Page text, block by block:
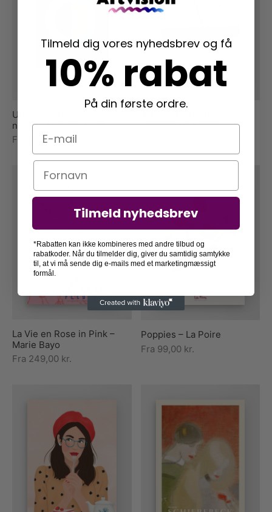
Udstillingsplakat: Svanen
no. 18 – Hilma af Klint
Fra
79,00kr.
Candela De Bortoli
La Vie en Rose in Pink –
Marie Bayo
Fra 249,00 kr.
Poppies – La Poire
Fra 99,00 kr.
Tilmeld dig vores nyhedsbrev og få
10% rabat
På din første ordre.
E-mail
Navn
Tilmeld nyhedsbrev
*Rabatten kan ikke kombineres med andre tilbud og
rabatkoder. Når du tilmelder dig, giver du samtidig samtykke
til, at vi må sende dig e-mails med et marketingmæssigt
formål.